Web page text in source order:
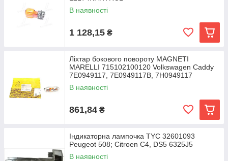
В наявності
1 128,15 ₴
Ліхтар бокового повороту MAGNETI
MARELLI 715102100120 Volkswagen Caddy
7E0949117, 7E0949117B, 7H0949117
В наявності
861,84 ₴
Індикаторна лампочка TYC 32601093
Peugeot 508; Citroen C4, DS5 6325J5
В наявності